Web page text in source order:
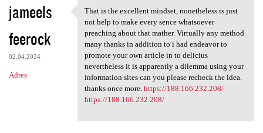
jameels
feerock
02.04.2024
Adres
That is the excellent mindset
That is the excellent mindset, nonetheless is just
not help to make every sence whatsoever
preaching about that mather. Virtually any method
many thanks in addition to i had endeavor to
promote your own article in to delicius
nevertheless it is apparently a dilemma using your
information sites can you please recheck the idea.
thanks once more. https://188.166.232.208/
https://188.166.232.208/